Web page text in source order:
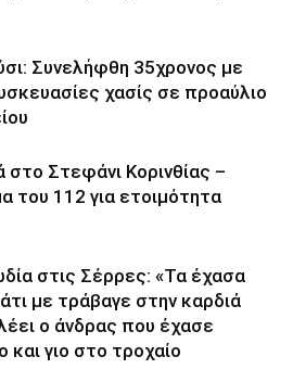
Συνελήφθη 35χρονος με
χασίς σε προαύλιο
στο Στεφάνι Κορινθίας –
του 112 για ετοιμότητα
στις Σέρρες: «Τα έχασα
με τράβαγε στην καρδιά
ο άνδρας που έχασε
και γιο στο τροχαίο